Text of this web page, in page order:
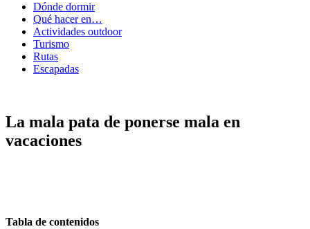
Dónde dormir
Qué hacer en…
Actividades outdoor
Turismo
Rutas
Escapadas
La mala pata de ponerse mala en
vacaciones
Tabla de contenidos